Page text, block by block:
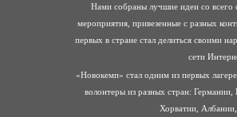
Нами собраны лучшие идеи со всего
мероприятия, привезенные с разных
первых в стране стал делиться своими
сети
«Новокемп» стал одним из первых
волонтеры из разных стран:
Хорватии,